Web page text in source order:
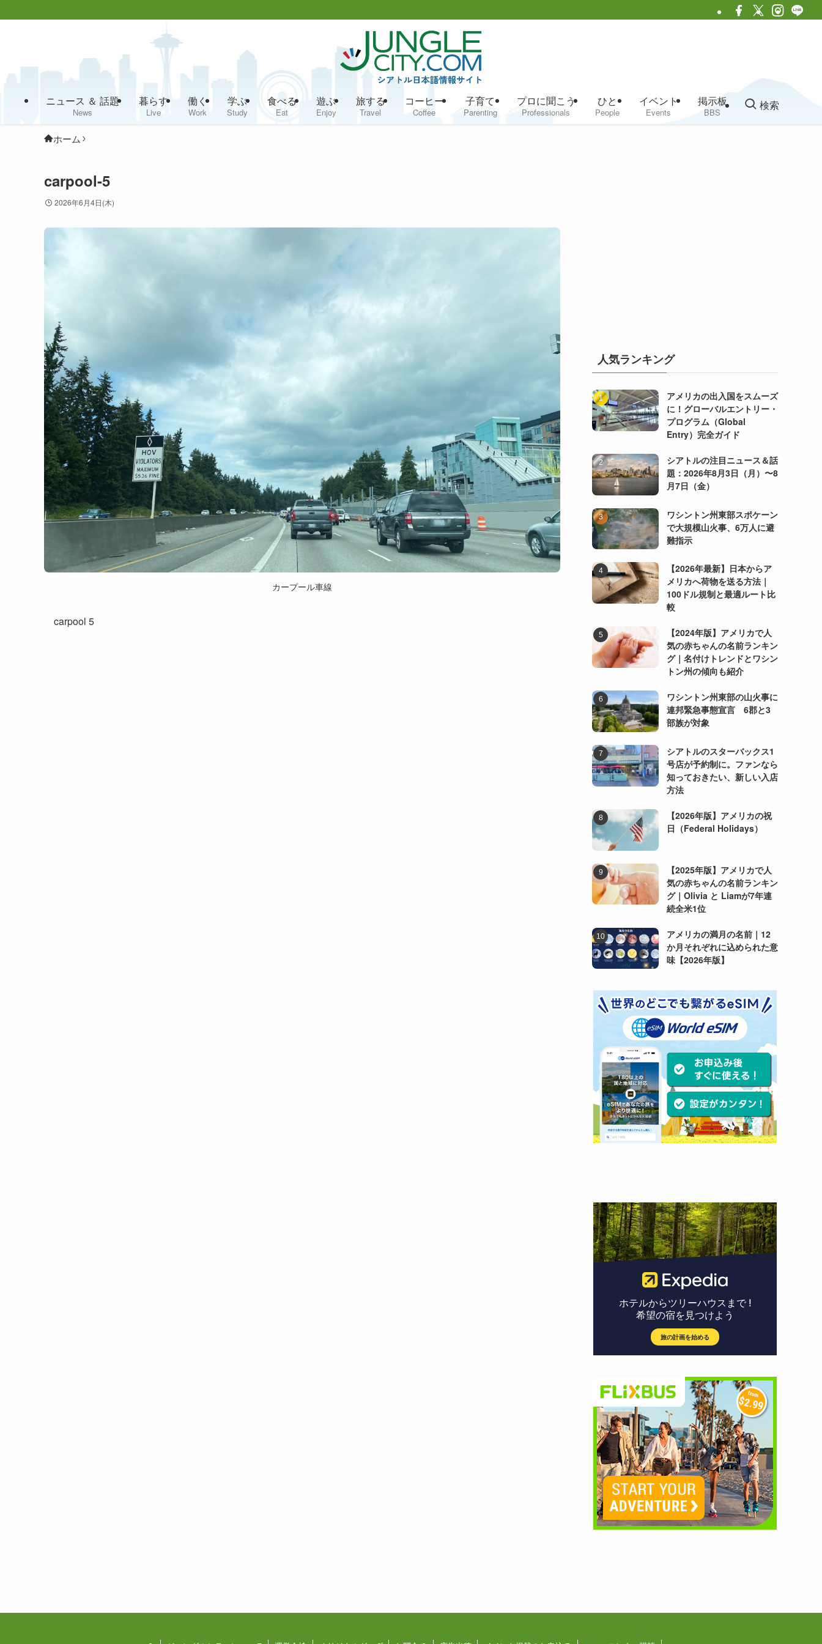
ニュース ＆ 話題
News
暮らす
Live
働く
Work
学ぶ
Study
食べる
Eat
遊ぶ
Enjoy
旅する
Travel
コーヒー
Coffee
子育て
Parenting
プロに聞こう
Professionals
ひと
People
イベント
Events
掲示板
BBS
検索
ホーム
carpool-5
2026年6月4日(木)
カープール車線
carpool 5
人気ランキング
アメリカの出入国をスムーズ
に！グローバルエントリー・
プログラム（Global
Entry）完全ガイド
シアトルの注目ニュース＆話
題：2026年8月3日（月）〜8
月7日（金）
ワシントン州東部スポケーン
で大規模山火事、6万人に避
難指示
【2026年最新】日本からア
メリカへ荷物を送る方法｜
100ドル規制と最適ルート比
較
【2024年版】アメリカで人
気の赤ちゃんの名前ランキン
グ｜名付けトレンドとワシン
トン州の傾向も紹介
ワシントン州東部の山火事に
連邦緊急事態宣言 6郡と3
部族が対象
シアトルのスターバックス1
号店が予約制に。ファンなら
知っておきたい、新しい入店
方法
【2026年版】アメリカの祝
日（Federal Holidays）
【2025年版】アメリカで人
気の赤ちゃんの名前ランキン
グ｜Olivia と Liamが7年連
続全米1位
アメリカの満月の名前｜12
か月それぞれに込められた意
味【2026年版】